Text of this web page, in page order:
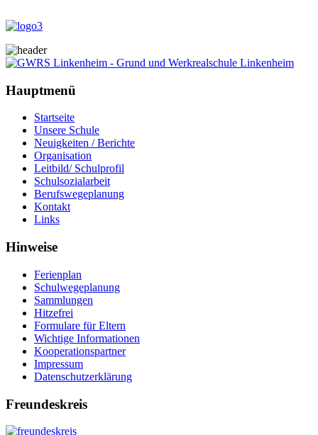
Hauptmenü
Startseite
Unsere Schule
Neuigkeiten / Berichte
Organisation
Leitbild/ Schulprofil
Schulsozialarbeit
Berufswegeplanung
Kontakt
Links
Hinweise
Ferienplan
Schulwegeplanung
Sammlungen
Hitzefrei
Formulare für Eltern
Wichtige Informationen
Kooperationspartner
Impressum
Datenschutzerklärung
Freundeskreis